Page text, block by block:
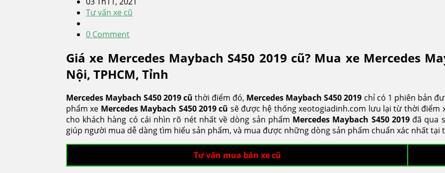
Tư vấn xe cũ
0 Comment
Giá xe Mercedes Maybach S450 2019 cũ? Mua xe Mercedes
Nội, TPHCM, Tỉnh
Mercedes Maybach S450 2019 cũ thời điểm đó, Mercedes Maybach S4502019 chỉ có 1 phiên bản
phẩm xe Mercedes Maybach S4502019 cũ sẽ được hệ thống xeotogiadinh.com lưu lại từ thời điểm
cho khách hàng có cái nhìn rõ nét nhất về dòng sản phẩm Mercedes Maybach S450 2019đã qua
giúp người mua dễ dàng tìm hiểu sản phẩm, và mua được những dòng sản phẩm chuẩn xác nhất tại
Tư vấn mua bán xe cũ